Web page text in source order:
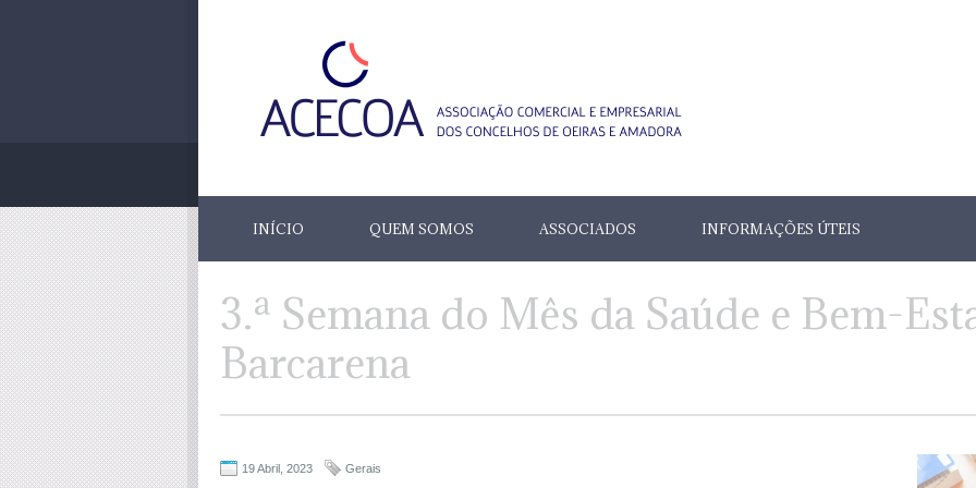
INÍCIO QUEM SOMOS ASSOCIADOS INFORMAÇÕES ÚTEIS
3.ª Semana do Mês da Saúde e Bem-
Barcarena
19 Abril, 2023 Gerais